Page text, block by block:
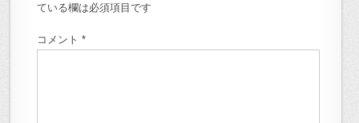
ている欄は必須項目です
コメント*